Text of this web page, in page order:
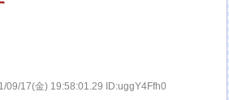
09/17(金) 19:58:01.29 ID:uggY4Ffh0